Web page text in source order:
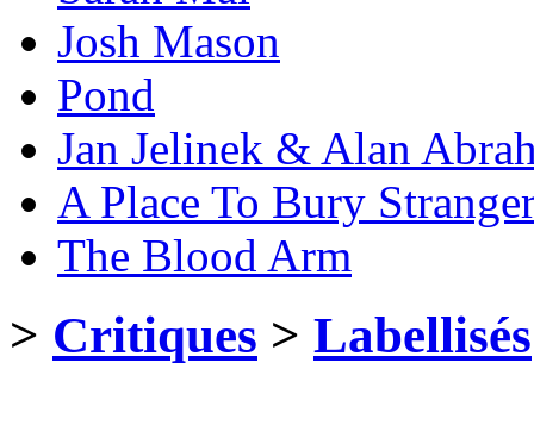
Josh Mason
Pond
Jan Jelinek & Alan
A Place To Bury
The Blood Arm
> Critiques > Labellisés